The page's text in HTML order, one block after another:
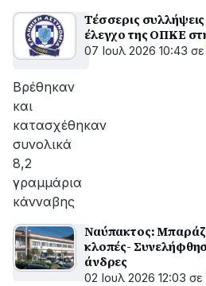
Τέσσερις
έλεγχο της ΟΠΚΕ
07 Ιουλ 2026 10:43 σε
Βρέθηκαν
και
κατασχέθηκαν
συνολικά
8,2
γραμμάρια
κάνναβης
Ναύπακτος:
κλοπές-
άνδρες
02 Ιουλ 2026 12:03 σε